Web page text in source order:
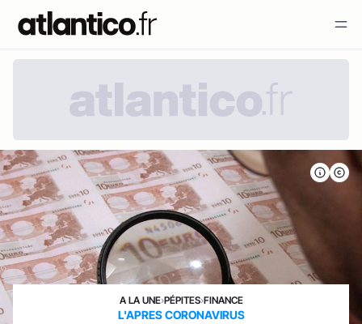
A LA UNE›PÉPITES›FINANCE
L'APRES CORONAVIRUS